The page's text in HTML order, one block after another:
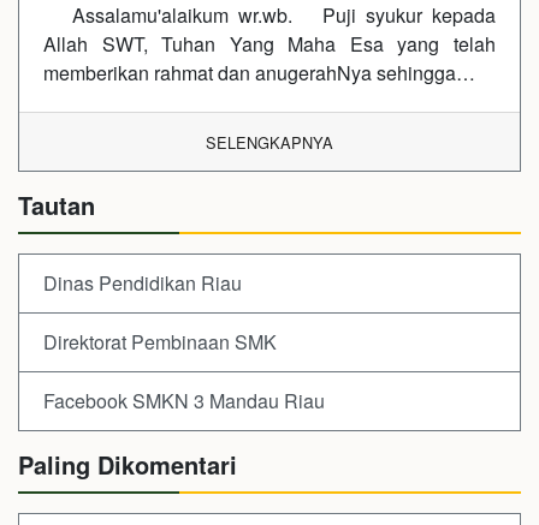
Assalamu'alaikum wr.wb. Puji syukur kepada
Allah SWT, Tuhan Yang Maha Esa yang telah
memberikan rahmat dan anugerahNya sehingga…
SELENGKAPNYA
Tautan
Dinas Pendidikan Riau
Direktorat Pembinaan SMK
Facebook SMKN 3 Mandau Riau
Paling Dikomentari